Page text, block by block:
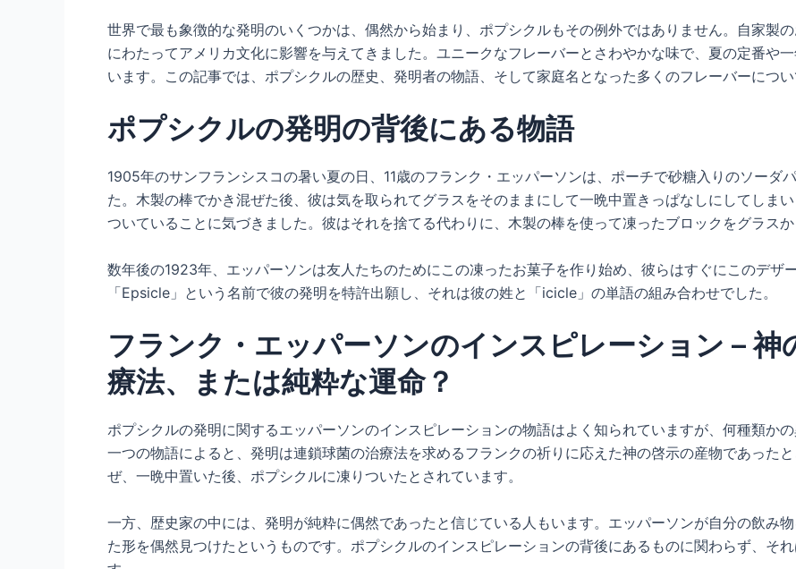
世界で最も象徴的な発明のいくつかは、偶然から始まり、ポプシクルもその例外ではありません。自家製
にわたってアメリカ文化に影響を与えてきました。ユニークなフレーバーとさわやかな味で、夏の定番や
います。この記事では、ポプシクルの歴史、発明者の物語、そして家庭名となった多くのフレーバーについ
ポプシクルの発明の背後にある物語
1905年のサンフランシスコの暑い夏の日、11歳のフランク・エッパーソンは、ポーチで砂糖入りのソーダ
た。木製の棒でかき混ぜた後、彼は気を取られてグラスをそのままにして一晩中置きっぱなしにしてしま
ついていることに気づきました。彼はそれを捨てる代わりに、木製の棒を使って凍ったブロックをグラスか
数年後の1923年、エッパーソンは友人たちのためにこの凍ったお菓子を作り始め、彼らはすぐにこのデザ
「Epsicle」という名前で彼の発明を特許出願し、それは彼の姓と「icicle」の単語の組み合わせでした。
フランク・エッパーソンのインスピレーション – 神
療法、または純粋な運命？
ポプシクルの発明に関するエッパーソンのインスピレーションの物語はよく知られていますが、何種類か
一つの物語によると、発明は連鎖球菌の治療法を求めるフランクの祈りに応えた神の啓示の産物であった
ぜ、一晩中置いた後、ポプシクルに凍りついたとされています。
一方、歴史家の中には、発明が純粋に偶然であったと信じている人もいます。エッパーソンが自分の飲み
た形を偶然見つけたというものです。ポプシクルのインスピレーションの背後にあるものに関わらず、そ